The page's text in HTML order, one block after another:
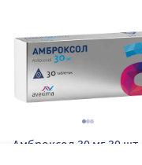
Амброксол 30 мг 30 шт.